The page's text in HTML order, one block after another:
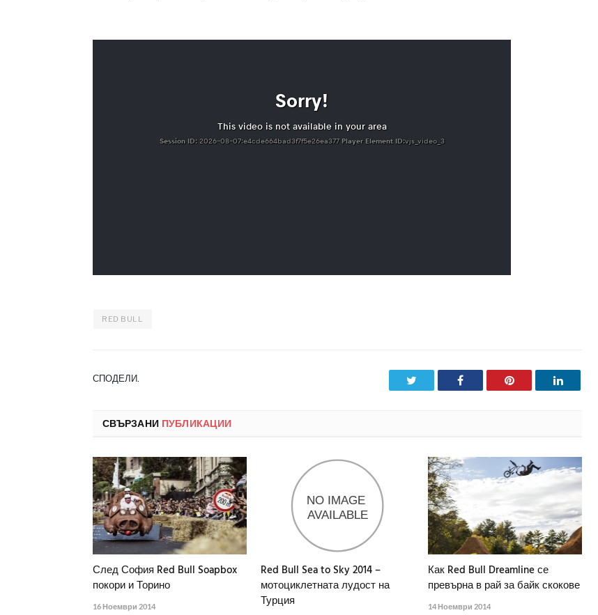
RED BULL
СПОДЕЛИ. Facebook Pinterest LinkedIn
СВЪРЗАНИ ПУБЛИКАЦИИ
След София Red Bull Soapbox
покори и Торино
16 Ноември 2014
Red Bull Sea to Sky 2014 –
мотоциклетната лудост на
Турция
Как Red Bull Dreamline се
превърна в рай за байк скокове
14 Ноември 2014